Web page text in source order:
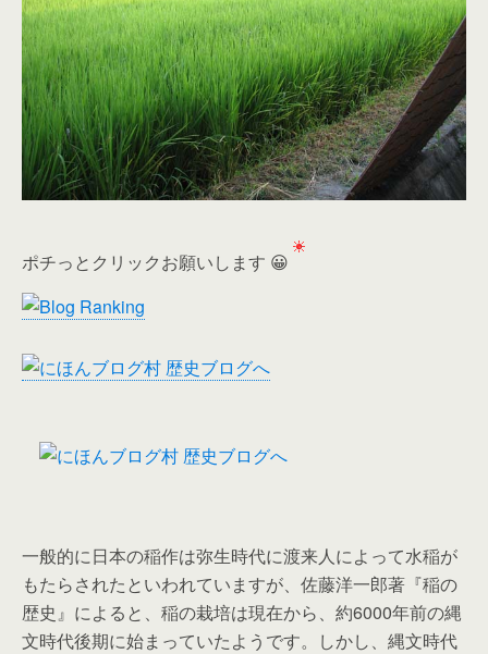
ポチっとクリックお願いします 😀
一般的に日本の稲作は弥生時代に渡来人によって水稲が
もたらされたといわれていますが、佐藤洋一郎著『稲の
歴史』によると、稲の栽培は現在から、約6000年前の縄
文時代後期に始まっていたようです。しかし、縄文時代